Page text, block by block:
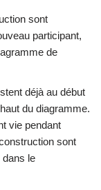
sont
participant,
de
déjà au début
du diagramme.
vie pendant
sont
dans le